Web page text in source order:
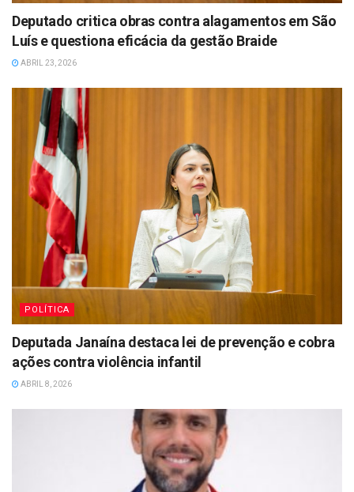
Deputado critica obras contra alagamentos em São
Luís e questiona eficácia da gestão Braide
ABRIL 23, 2026
POLÍTICA
Deputada Janaína destaca lei de prevenção e cobra
ações contra violência infantil
ABRIL 8, 2026